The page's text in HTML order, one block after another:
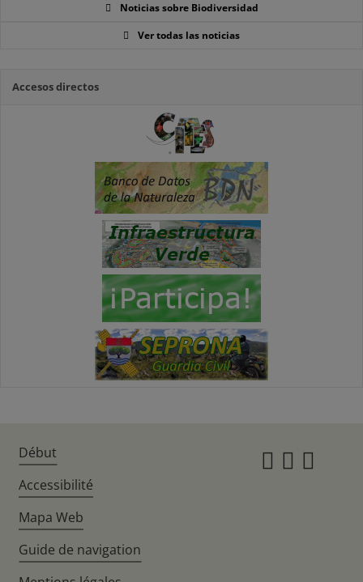
Noticias sobre Biodiversidad
Ver todas las noticias
Accesos directos
Début
Accessibilité
Mapa Web
Guide de navigation